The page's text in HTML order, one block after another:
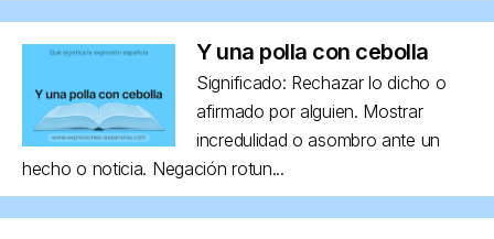
Y una polla con cebolla
Significado: Rechazar lo dicho o
afirmado por alguien. Mostrar
incredulidad o asombro ante un
hecho o noticia. Negación rotun...